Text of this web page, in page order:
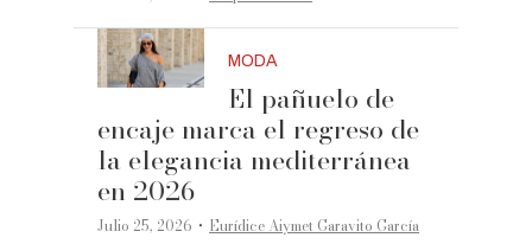
MODA
El pañuelo de
encaje marca el regreso de
la elegancia mediterránea
en 2026
Julio 25, 2026 ·Eurídice Aiymet Garavito García